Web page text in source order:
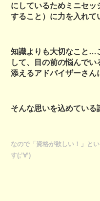
にしているためミニセッ
すること）に力を入れて
知識よりも大切なこと…
して、目の前の悩んで
添えるアドバイザーさん
そんな思いを込めている
なので「資格が欲しい！」と
す(;’∀’)